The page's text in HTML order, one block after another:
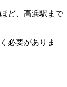
ど、高浜駅まで
必要がありま